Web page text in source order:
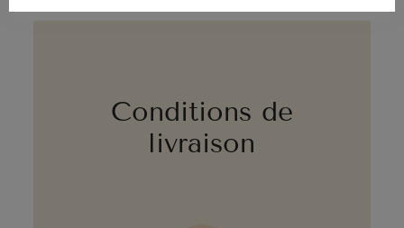
Conditions de
livraison